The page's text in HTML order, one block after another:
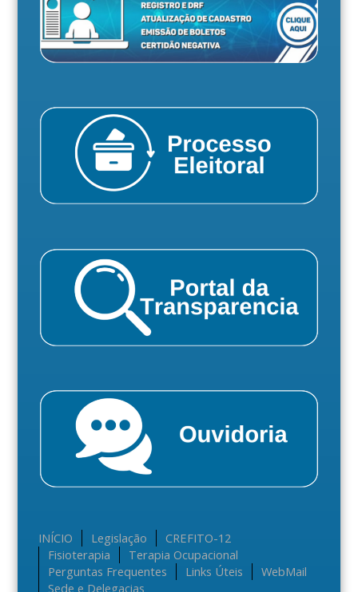
INÍCIO Legislação
CREFITO-12
Fisioterapia
Terapia Ocupacional
Perguntas Frequentes
Links Úteis
WebMail
Sede e Delegacias